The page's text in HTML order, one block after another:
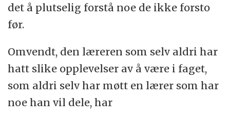
det å plutselig forstå noe de ikke forsto
før.
Omvendt, den læreren som selv aldri har
hatt slike opplevelser av å være i faget,
som aldri selv har møtt en lærer som har
noe han vil dele, har